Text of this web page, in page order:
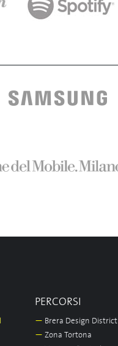
PERCORSI
— Brera Design District
— Zona Tortona